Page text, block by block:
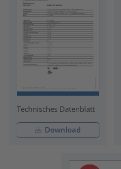
Technisches Datenblatt
Download